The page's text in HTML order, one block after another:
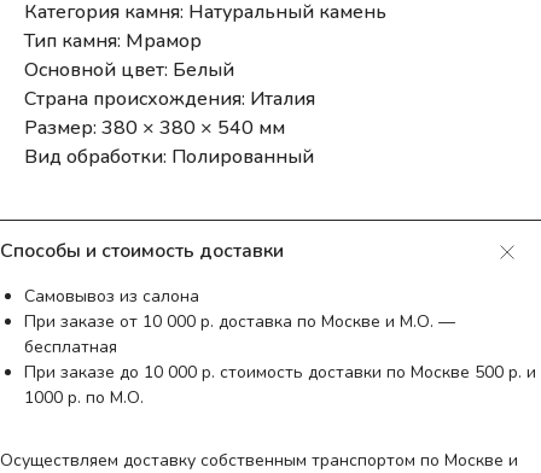
Категория камня: Натуральный камень
Тип камня: Мрамор
Основной цвет: Белый
Страна происхождения: Италия
Размер: 380 × 380 × 540 мм
Вид обработки: Полированный
Способы и стоимость доставки
Самовывоз из салона
При заказе от 10 000 р. доставка по Москве и М.О. —
бесплатная
При заказе до 10 000 р. стоимость доставки по Москве 500 р. и
1000 р. по М.О.
Осуществляем доставку собственным транспортом по Москве и